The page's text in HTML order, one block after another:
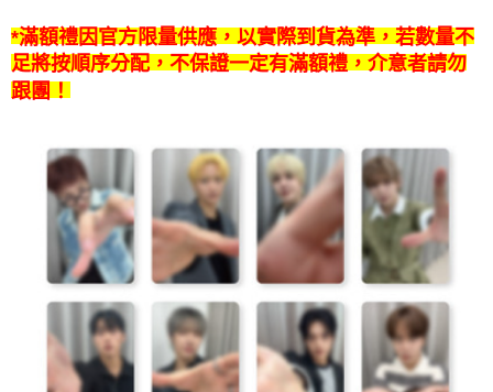
３．收到繳費通知簡訊後14天內，點擊此簡訊中的連結，可透過四大超商／
ATM／網路銀行／等多元方式進行付款，方視為交易完成。
※ 請注意：結帳手續完成當下不需立刻繳費，但若您需要取消訂單，請聯絡
購買商品的店家。未經商家同意取消之訂單仍視為有效，需透過AFTEE先享
是否繳費成功／繳費後需取消欲退款等相關疑問，請聯繫「AFTEE先享後付
客戶支援中心」
https://netprotections.freshdesk.com/support/home
【注意事項】
１．透過由恩沛科技股份有限公司提供之「AFTEE先享後付」服務完成之交
易，需依本服務之必要範圍內提供個人資料，並將交易相關給付款項請求債
權轉讓予恩沛科技股份有限公司。
２．關於個人資料處理事宜，請瀏覽以下網址：
https://aftee.tw/terms/#terms3
３．未成年的使用者請事先徵得法定代理人或監護人之同意方可使用
「AFTEE先享後付」，若未經同意申辦者引起之損失，本公司不負相關責
４．使用「AFTEE先享後付」時，將依據個別帳號之用戶狀況，依本公司即
7-11取貨付款
每筆NT$60，滿NT$1,599(含以上)免運費
每筆NT$60，滿NT$1,599(含以上)免運費
新竹貨運
每筆NT$90
宅配 (離島)
付款後門市自取
免運費
*滿額禮因官方限量供應，以實際到貨為準，若數量不
足將按順序分配，不保證一定有滿額禮，介意者請勿
跟團！